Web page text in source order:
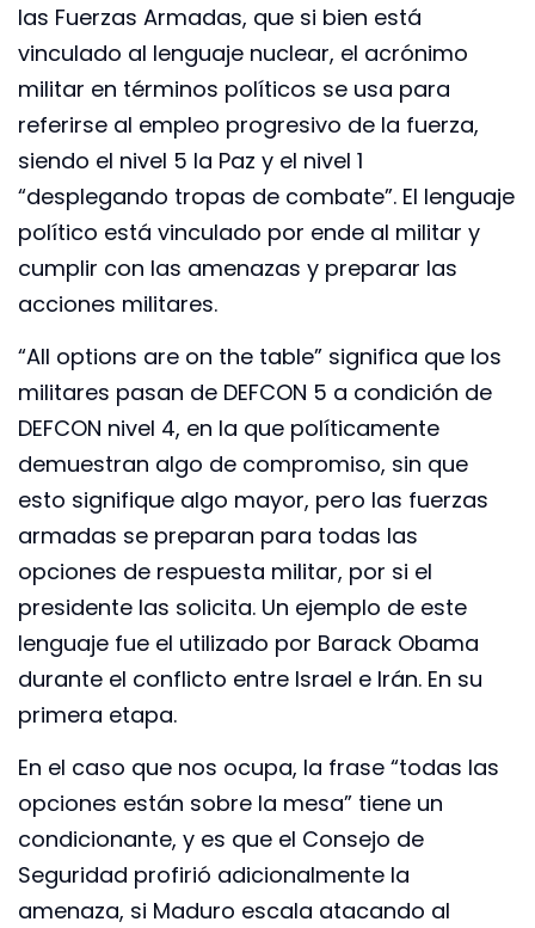
las Fuerzas Armadas, que si bien está
vinculado al lenguaje nuclear, el acrónimo
militar en términos políticos se usa para
referirse al empleo progresivo de la fuerza,
siendo el nivel 5 la Paz y el nivel 1
“desplegando tropas de combate”. El lenguaje
político está vinculado por ende al militar y
cumplir con las amenazas y preparar las
acciones militares.
“All options are on the table” significa que los
militares pasan de DEFCON 5 a condición de
DEFCON nivel 4, en la que políticamente
demuestran algo de compromiso, sin que
esto signifique algo mayor, pero las fuerzas
armadas se preparan para todas las
opciones de respuesta militar, por si el
presidente las solicita. Un ejemplo de este
lenguaje fue el utilizado por Barack Obama
durante el conflicto entre Israel e Irán. En su
primera etapa.
En el caso que nos ocupa, la frase “todas las
opciones están sobre la mesa” tiene un
condicionante, y es que el Consejo de
Seguridad profirió adicionalmente la
amenaza, si Maduro escala atacando al